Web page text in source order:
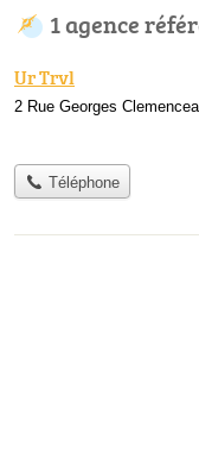
1 agence
Ur Trvl
2 Rue Georges
Téléphone